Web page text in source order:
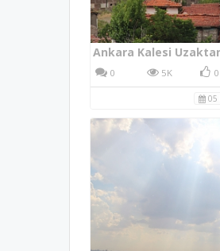
Ankara Kalesi
0 5K 0
05